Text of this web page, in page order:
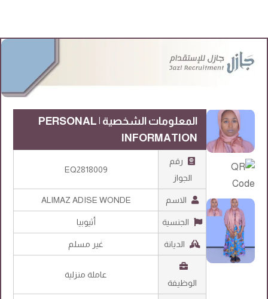
المعلومات الشخصية | PERSONAL
INFORMATION
رقم
الجواز
EQ2818009
الاسم ALIMAZ ADISE WONDE
الجنسية أثيوبيا
الديانة غير مسلم
الوظيفة
عاملة منزلية